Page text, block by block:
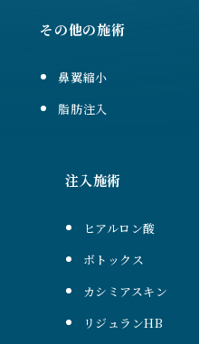
その他の施術
鼻翼縮小
脂肪注入
注入施術
ヒアルロン酸
ボトックス
カシミアスキン
リジュランHB